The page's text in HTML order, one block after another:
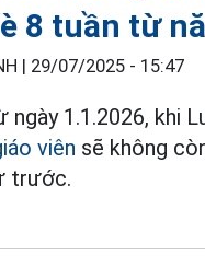
8 tuần từ
| 29/07/2025 - 15:47
ngày 1.1.2026, khi
viên sẽ không
trước.